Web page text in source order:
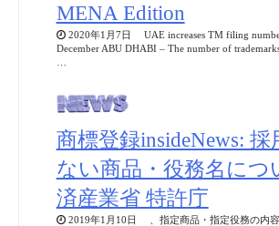
MENA Edition
2020年1月7日 UAE increases TM filing
December ABU DHABI – The number of
商標登録insideNews: 採
ない商品・役務名につ
済産業省 特許庁
2019年1月10日 、指定商品・指定役務の内